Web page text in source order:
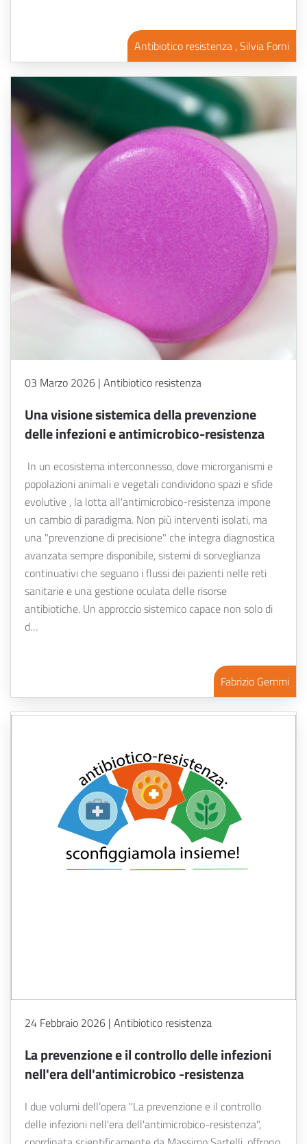
Antibiotico resistenza , Silvia Forni
03 Marzo 2026 | Antibiotico resistenza
Una visione sistemica della prevenzione
delle infezioni e antimicrobico-resistenza
Fabrizio Gemmi
In un ecosistema interconnesso, dove microrganismi e
popolazioni animali e vegetali condividono spazi e sfide
evolutive , la lotta all'antimicrobico-resistenza impone
un cambio di paradigma. Non più interventi isolati, ma
una "prevenzione di precisione" che integra diagnostica
avanzata sempre disponibile, sistemi di sorveglianza
continuativi che seguano i flussi dei pazienti nelle reti
sanitarie e una gestione oculata delle risorse
antibiotiche. Un approccio sistemico capace non solo di
d…
24 Febbraio 2026 | Antibiotico resistenza
La prevenzione e il controllo delle infezioni
nell'era dell'antimicrobico -resistenza
I due volumi dell’opera "La prevenzione e il controllo
delle infezioni nell'era dell'antimicrobico-resistenza",